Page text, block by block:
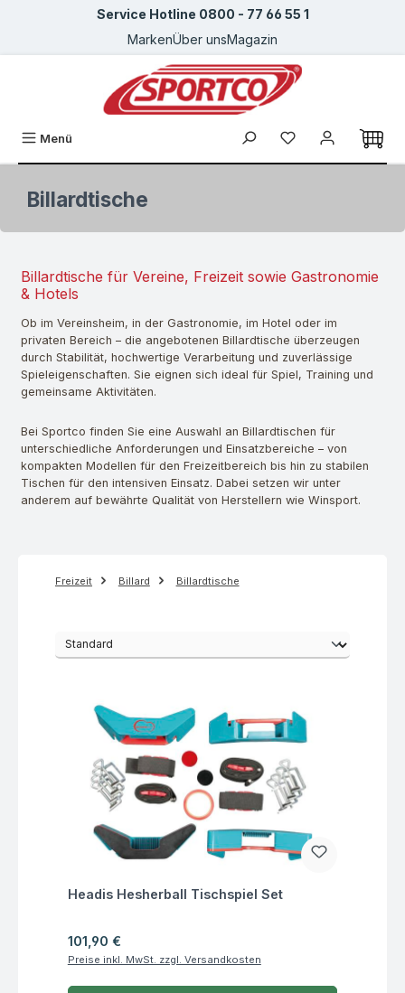
Zum Hauptinhalt springenService Hotline 0800 - 77 66 55 1
MarkenÜber unsMagazin
Menü Du hast 0
Billardtische
Billardtische für Vereine, Freizeit sowie Gastronomie
& Hotels
Ob im Vereinsheim, in der Gastronomie, im Hotel oder im
privaten Bereich – die angebotenen Billardtische überzeugen
durch Stabilität, hochwertige Verarbeitung und zuverlässige
Spieleigenschaften. Sie eignen sich ideal für Spiel, Training und
gemeinsame Aktivitäten.
Bei Sportco finden Sie eine Auswahl an Billardtischen für
unterschiedliche Anforderungen und Einsatzbereiche – von
kompakten Modellen für den Freizeitbereich bis hin zu stabilen
Tischen für den intensiven Einsatz. Dabei setzen wir unter
anderem auf bewährte Qualität von Herstellern wie Winsport.
Freizeit Billard Billardtische
Fragen zum Artikel
Headis Hesherball Tischspiel Set
Regulärer Preis:
101,90 €
Preise inkl. MwSt. zzgl. Versandkosten